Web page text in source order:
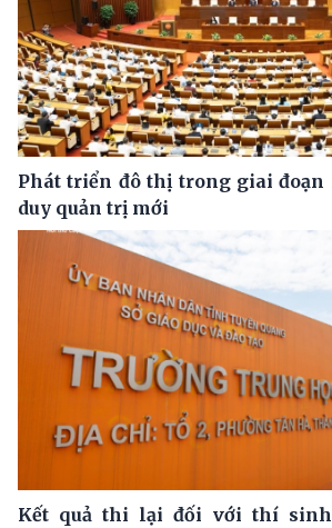
Phát triển đô thị trong giai đoạn
duy quản trị mới
Kết quả thi lại đối với thí sinh